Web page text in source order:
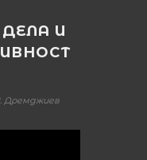
И
Дремджиев